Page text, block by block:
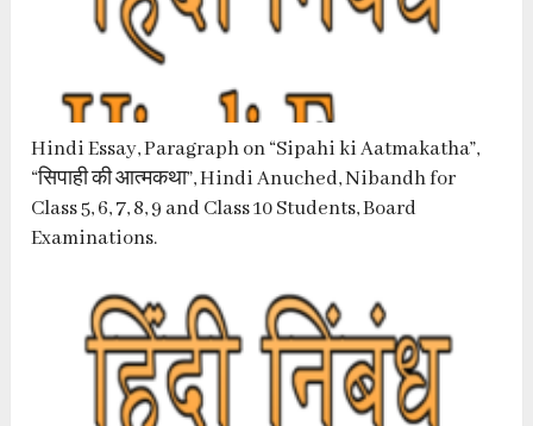
Hindi Essay, Paragraph on “Sipahi ki Aatmakatha”,
“सिपाही की आत्मकथा”, Hindi Anuched, Nibandh for
Class 5, 6, 7, 8, 9 and Class 10 Students, Board
Examinations.